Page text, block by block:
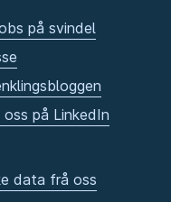
på svindel
oss på LinkedIn
data frå oss